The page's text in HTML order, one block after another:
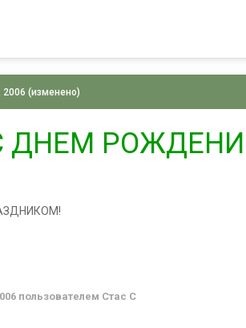
2006 (изменено)
ДНЕМ
пользователем Стас С